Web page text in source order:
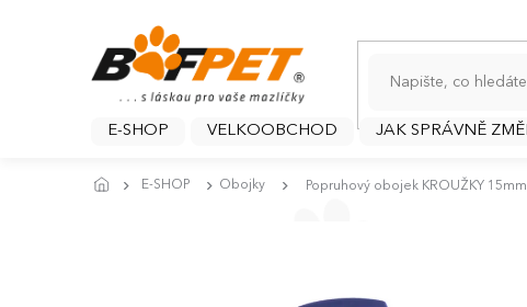
E-SHOP VELKOOBCHOD JAK SPRÁVNĚ
E-SHOP Obojky Popruhový obojek KROUŽKY 15mm